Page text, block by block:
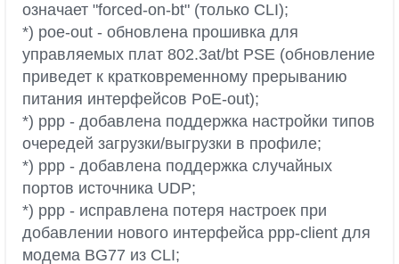
означает "forced-on-bt" (только CLI);
*) poe-out - обновлена прошивка для
управляемых плат 802.3at/bt PSE (обновление
приведет к кратковременному прерыванию
питания интерфейсов PoE-out);
*) ppp - добавлена поддержка настройки типов
очередей загрузки/выгрузки в профиле;
*) ppp - добавлена поддержка случайных
портов источника UDP;
*) ppp - исправлена потеря настроек при
добавлении нового интерфейса ppp-client для
модема BG77 из CLI;